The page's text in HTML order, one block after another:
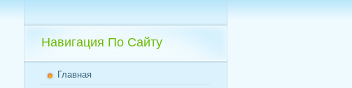
Навигация По Сайту
Главная